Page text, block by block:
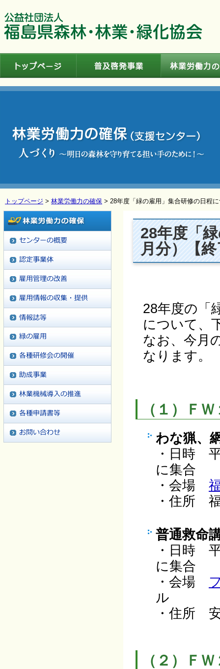
トップページ > 林業労働力の確保 > 28年度「緑の雇用」集合研修の日程
28年度「
月分）【
28年度の「
について、
なお、今月
なります。
（１）Ｆ
わな猟、
・日時
に集合
・会場
・住所
普通救命
・日時
に集合
・会場
ル
・住所
（２）Ｆ